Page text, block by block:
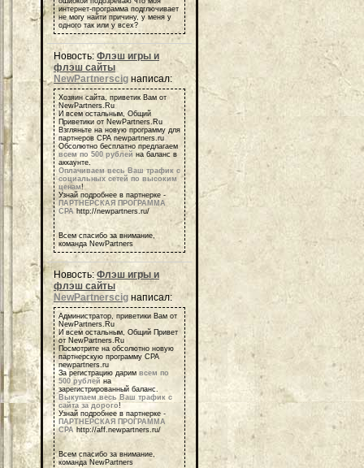
интернет-программа подглючивает
не могу найти причину, у меня у
одного так или у всех?
Новость: Флэш игры и
флэш сайты
NewPartnerscig написал:
Хозяин сайта, приветик Вам от
NewPartners.Ru
И всем остальным, Общий
Приветики от NewPartners.Ru
Взгляньте на новую программу для
партнеров СРА newpartners.ru
Обсолютно бесплатно предлагаем
всем по 500 рублей на баланс в
аккаунте.
Оплачиваем весь Ваш трафик с
социальных сетей по высоким
ценам!
Узнай подробнее в партнерке -
ПАРТНЕРСКАЯ ПРОГРАММА
СРА http://newpartners.ru/
Всем спасибо за внимание,
команда NewPartners
Новость:Флэш игры и
флэш сайты
NewPartnerscig написал:
Администратор, приветики Вам от
NewPartners.Ru
И всем остальным, Общий Привет
от NewPartners.Ru
Посмотрите на обсолютно новую
партнерскую программу СРА
newpartners.ru
За регистрацию дарим всем по
500 рублей на
зарегистрированный баланс.
Выкупаем весь Ваш трафик с
сайта за дорого!
Узнай подробнее в партнерке -
ПАРТНЕРСКАЯ ПРОГРАММА
СРА http://aff.newpartners.ru/
Всем спасибо за внимание,
команда NewPartners